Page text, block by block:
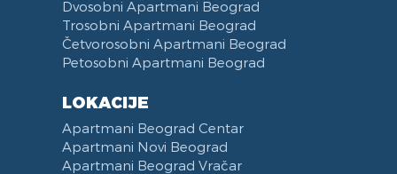
Dvosobni Apartmani Beograd
Trosobni Apartmani Beograd
Četvorosobni Apartmani Beograd
Petosobni Apartmani Beograd
LOKACIJE
Apartmani Beograd Centar
Apartmani Novi Beograd
Apartmani Beograd Vračar